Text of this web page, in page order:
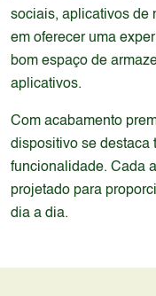
sociais, aplicativos de
em oferecer uma
bom espaço de
aplicativos.
Com acabamento
dispositivo se destaca
funcionalidade. Cada
projetado para
dia a dia.